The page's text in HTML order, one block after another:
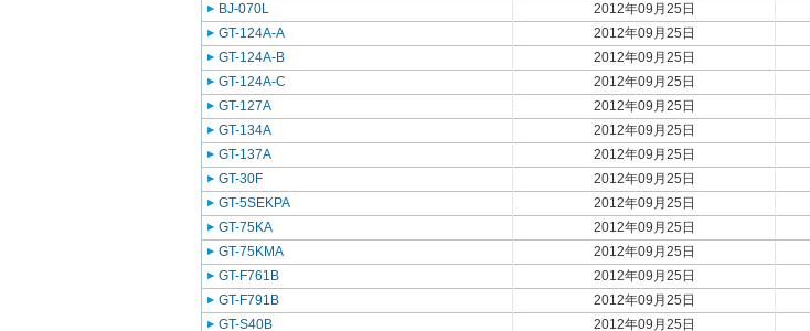
BJ-070L
2012年09月25日
GT-124A-A
2012年09月25日
GT-124A-B
2012年09月25日
GT-124A-C
2012年09月25日
GT-127A
2012年09月25日
GT-134A
2012年09月25日
GT-137A
2012年09月25日
GT-30F
2012年09月25日
GT-5SEKPA
2012年09月25日
GT-75KA
2012年09月25日
GT-75KMA
2012年09月25日
GT-F761B
2012年09月25日
GT-F791B
2012年09月25日
GT-S40B
2012年09月25日